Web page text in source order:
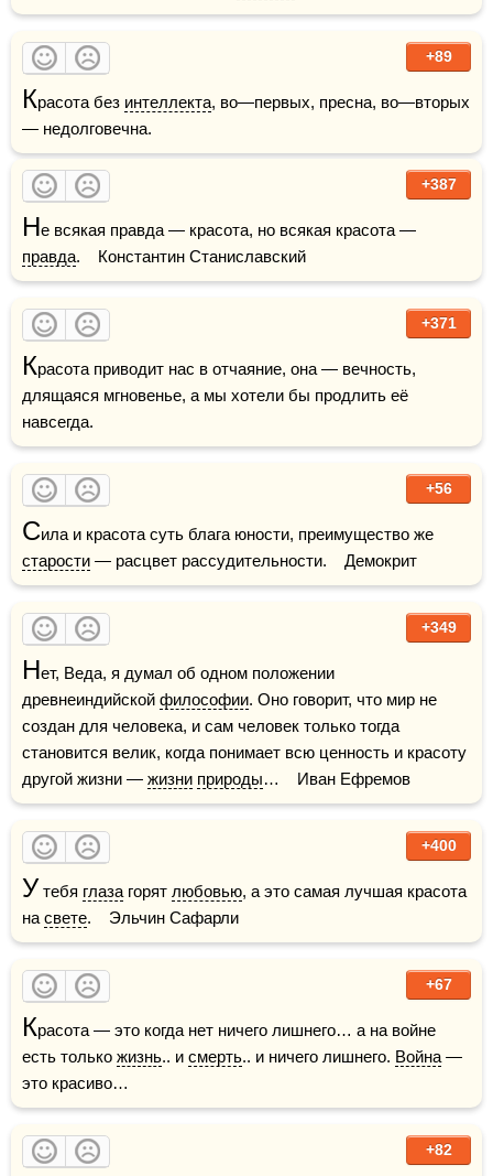
+89
Красота без интеллекта, во—первых, пресна, во—вторых
— недолговечна.
+387
Н
правда.    Константин Станиславский
+371
Красота приводит нас в отчаяние, она — вечность,
длящаяся мгновенье, а мы хотели бы продлить её
навсегда.
+56
С
старости — расцвет рассудительности.    Демокрит
+349
Нет, Веда, я думал об одном положении
древнеиндийской философии. Оно говорит, что мир не
создан для человека, и сам человек только тогда
становится велик, когда понимает всю ценность и красоту
другой жизни — жизни природы…    Иван Ефремов
+400
У тебя глаза горят любовью, а это самая лучшая красота
на свете.    Эльчин Сафарли
+67
Красота — это когда нет ничего лишнего… а на войне
есть только жизнь.. и смерть.. и ничего лишнего. Война —
это красиво…
+82